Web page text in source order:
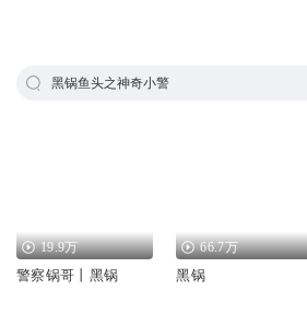
黑锅鱼头之神奇小警
19.9万
警察锅哥丨黑锅
66.7万
黑锅